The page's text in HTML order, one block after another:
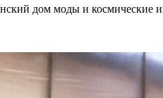
дом моды и космические